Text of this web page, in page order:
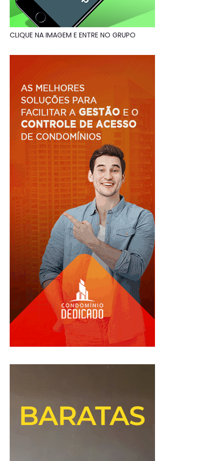
CLIQUE NA IMAGEM E ENTRE NO GRUPO